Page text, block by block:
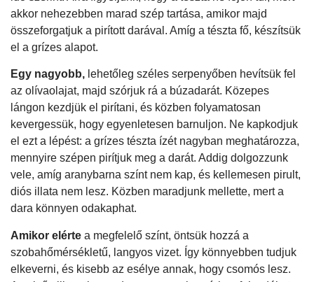
akkor nehezebben marad szép tartása, amikor majd
összeforgatjuk a pirított darával. Amíg a tészta fő, készítsük
el a grízes alapot.
Egy nagyobb, lehetőleg széles serpenyőben hevítsük fel
az olívaolajat, majd szórjuk rá a búzadarát. Közepes
lángon kezdjük el pirítani, és közben folyamatosan
kevergessük, hogy egyenletesen barnuljon. Ne kapkodjuk
el ezt a lépést: a grízes tészta ízét nagyban meghatározza,
mennyire szépen pirítjuk meg a darát. Addig dolgozzunk
vele, amíg aranybarna színt nem kap, és kellemesen pirult,
diós illata nem lesz. Közben maradjunk mellette, mert a
dara könnyen odakaphat.
Amikor elérte a megfelelő színt, öntsük hozzá a
szobahőmérsékletű, langyos vizet. Így könnyebben tudjuk
elkeverni, és kisebb az esélye annak, hogy csomós lesz.